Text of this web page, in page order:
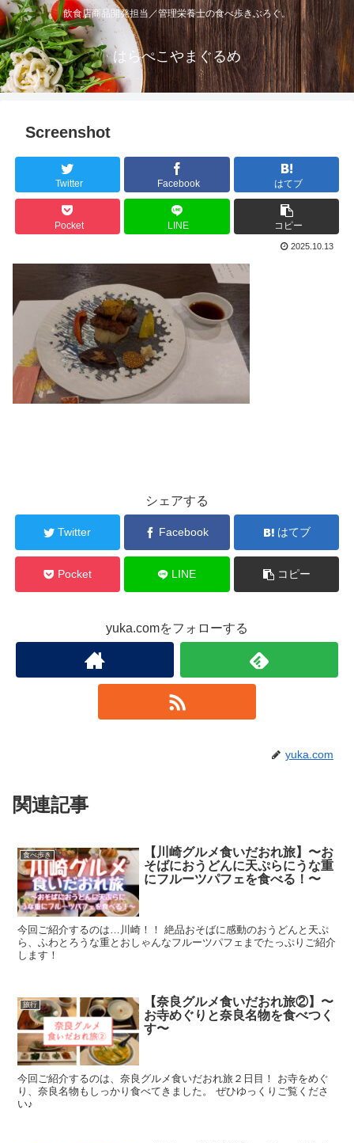
飲食店商品開発担当／管理栄養士の食べ歩きぶろぐ。
はらぺこやまぐるめ
Screenshot
Twitter Facebook はてブ
Pocket LINE コピー
2025.10.13
シェアする
Twitter Facebook はてブ
Pocket LINE コピー
yuka.comをフォローする
yuka.com
関連記事
食べ歩き
【川崎グルメ食いだおれ旅】〜お
そばにおうどんに天ぷらにうな重
にフルーツパフェを食べる！〜
今回ご紹介するのは…川崎！！ 絶品おそばに感動のおうどんと天ぷ
ら、ふわとろうな重とおしゃんなフルーツパフェまでたっぷりご紹介
します！
旅行
【奈良グルメ食いだおれ旅②】〜
お寺めぐりと奈良名物を食べつく
す〜
今回ご紹介するのは、奈良グルメ食いだおれ旅２日目！ お寺をめぐ
り、奈良名物もしっかり食べてきました。 ぜひゆっくりご覧くださ
い♪